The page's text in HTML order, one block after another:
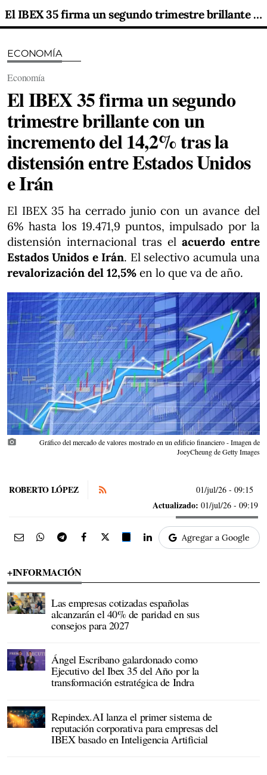
El IBEX 35 firma un segundo trimestre brillante con un incremento del 14,2% tras la distensión entre Estados Unidos e Irán
ECONOMÍA
Economía
El IBEX 35 firma un segundo
trimestre brillante con un
incremento del 14,2% tras la
distensión entre Estados Unidos
e Irán
El IBEX 35 ha cerrado junio con un avance del
6% hasta los 19.471,9 puntos, impulsado por la
distensión internacional tras el acuerdo entre
Estados Unidos e Irán. El selectivo acumula una
revalorización del 12,5% en lo que va de año.
photo_camera
Gráfico del mercado de valores mostrado en un edificio financiero - Imagen de
JoeyCheung de Getty Images
ROBERTO LÓPEZ 01/jul/26 - 09:15
Actualizado: 01/jul/26 - 09:19
Agregar a Google
+INFORMACIÓN
Las empresas cotizadas españolas
alcanzarán el 40% de paridad en sus
consejos para 2027
Ángel Escribano galardonado como
Ejecutivo del Ibex 35 del Año por la
transformación estratégica de Indra
Repindex.AI lanza el primer sistema de
reputación corporativa para empresas del
IBEX basado en Inteligencia Artificial